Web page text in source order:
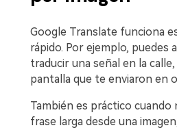
Google Translate funciona
rápido. Por ejemplo, puedes
traducir una señal en la
pantalla que te enviaron en
También es práctico
frase larga desde una